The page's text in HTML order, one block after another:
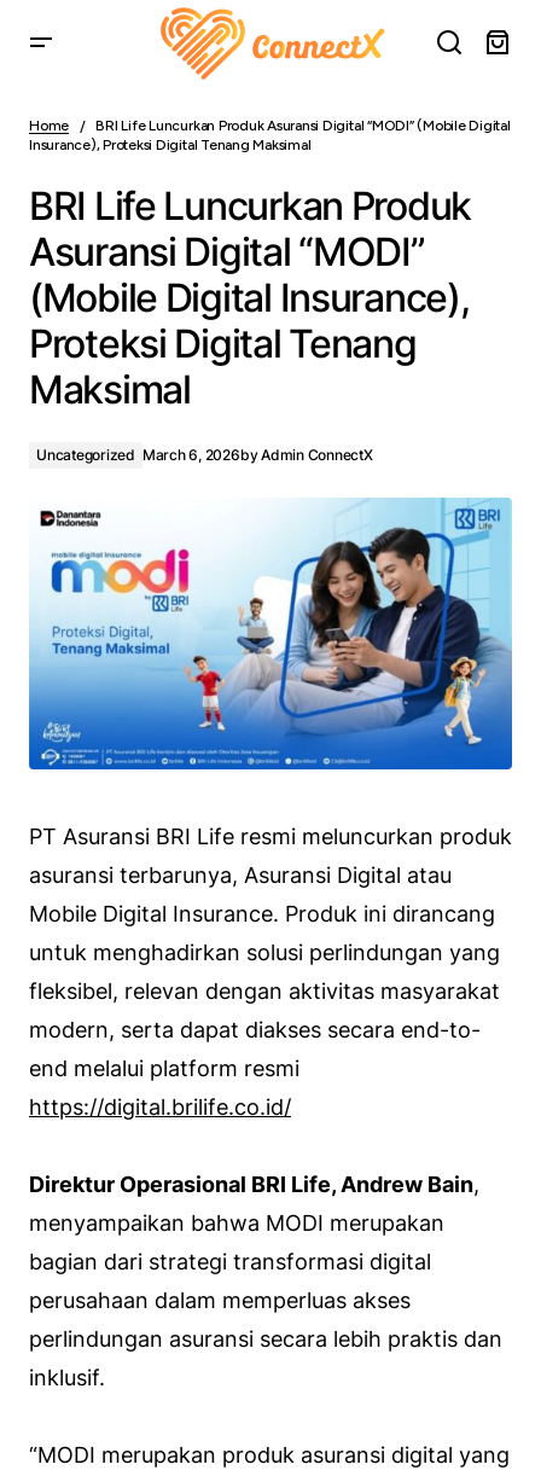
(Mobile Digital Insurance), Proteksi Digital Tenang
Maksimal
Home
BRI Life Luncurkan Produk Asuransi Digital “MODI” (Mobile Digital
Insurance), Proteksi Digital Tenang Maksimal
BRI Life Luncurkan Produk
Asuransi Digital “MODI”
(Mobile Digital Insurance),
Proteksi Digital Tenang
Maksimal
Uncategorized March 6, 2026byAdmin ConnectX
PT Asuransi BRI Life resmi meluncurkan produk
asuransi terbarunya, Asuransi Digital atau
Mobile Digital Insurance. Produk ini dirancang
untuk menghadirkan solusi perlindungan yang
fleksibel, relevan dengan aktivitas masyarakat
modern, serta dapat diakses secara end-to-
end melalui platform resmi
https://digital.brilife.co.id/
Direktur Operasional BRI Life, Andrew Bain,
menyampaikan bahwa MODI merupakan
bagian dari strategi transformasi digital
perusahaan dalam memperluas akses
perlindungan asuransi secara lebih praktis dan
inklusif.
“MODI merupakan produk asuransi digital yang